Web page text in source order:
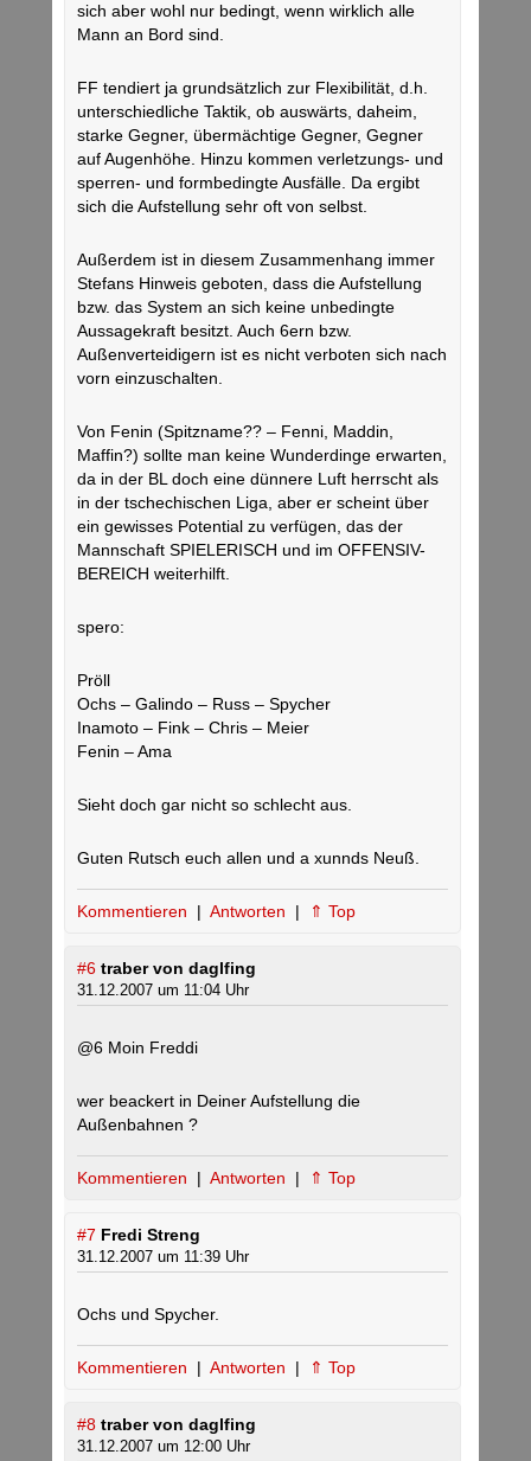
sich aber wohl nur bedingt, wenn wirklich alle
Mann an Bord sind.
FF tendiert ja grundsätzlich zur Flexibilität, d.h.
unterschiedliche Taktik, ob auswärts, daheim,
starke Gegner, übermächtige Gegner, Gegner
auf Augenhöhe. Hinzu kommen verletzungs- und
sperren- und formbedingte Ausfälle. Da ergibt
sich die Aufstellung sehr oft von selbst.
Außerdem ist in diesem Zusammenhang immer
Stefans Hinweis geboten, dass die Aufstellung
bzw. das System an sich keine unbedingte
Aussagekraft besitzt. Auch 6ern bzw.
Außenverteidigern ist es nicht verboten sich nach
vorn einzuschalten.
Von Fenin (Spitzname?? – Fenni, Maddin,
Maffin?) sollte man keine Wunderdinge erwarten,
da in der BL doch eine dünnere Luft herrscht als
in der tschechischen Liga, aber er scheint über
ein gewisses Potential zu verfügen, das der
Mannschaft SPIELERISCH und im OFFENSIV-
BEREICH weiterhilft.
spero:
Pröll
Ochs – Galindo – Russ – Spycher
Inamoto – Fink – Chris – Meier
Fenin – Ama
Sieht doch gar nicht so schlecht aus.
Guten Rutsch euch allen und a xunnds Neuß.
Kommentieren | Antworten | ⇑ Top
#6 traber von daglfing
31.12.2007 um 11:04 Uhr
@6 Moin Freddi
wer beackert in Deiner Aufstellung die
Außenbahnen ?
Kommentieren | Antworten | ⇑ Top
#7 Fredi Streng
31.12.2007 um 11:39 Uhr
Ochs und Spycher.
Kommentieren | Antworten | ⇑ Top
#8 traber von daglfing
31.12.2007 um 12:00 Uhr